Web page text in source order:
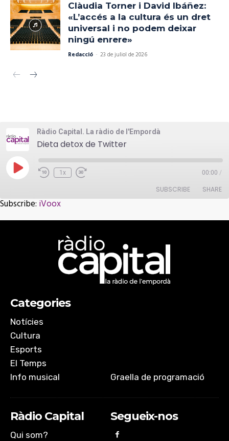
Clàudia Torner i David Ibáñez:
«L’accés a la cultura és un dret
universal i no podem deixar
ningú enrere»
Redacció - 23 de juliol de 2026
Ràdio Capital. La ràdio de l'Empordà
Dieta detox de Twitter
Play
Episode
1x 00:00 /
SUBSCRIBE SHARE
iVoox
SHARE
EMBED
Subscribe: iVoox
Categories
Notícies
Cultura
Esports
El Temps
Info musical
Graella de programació
Ràdio Capital
Qui som?
Segueix-nos